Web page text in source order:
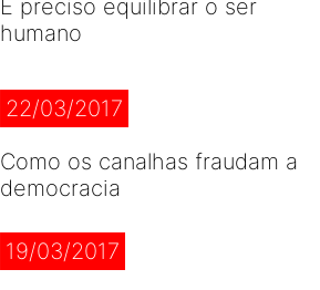
É preciso equilibrar o ser
humano
22/03/2017
Como os canalhas fraudam a
democracia
19/03/2017